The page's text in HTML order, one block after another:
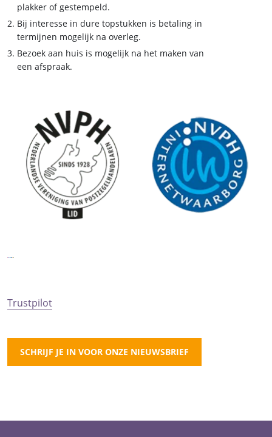
plakker of gestempeld.
Bij interesse in dure topstukken is betaling in
termijnen mogelijk na overleg.
Bezoek aan huis is mogelijk na het maken van
een afspraak.
Trustpilot
SCHRIJF JE IN VOOR ONZE NIEUWSBRIEF